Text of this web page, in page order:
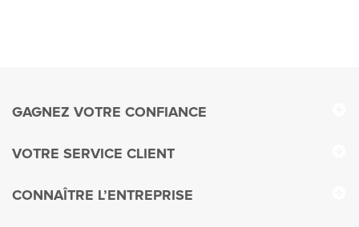
GAGNEZ VOTRE CONFIANCE
VOTRE SERVICE CLIENT
CONNAÎTRE L’ENTREPRISE